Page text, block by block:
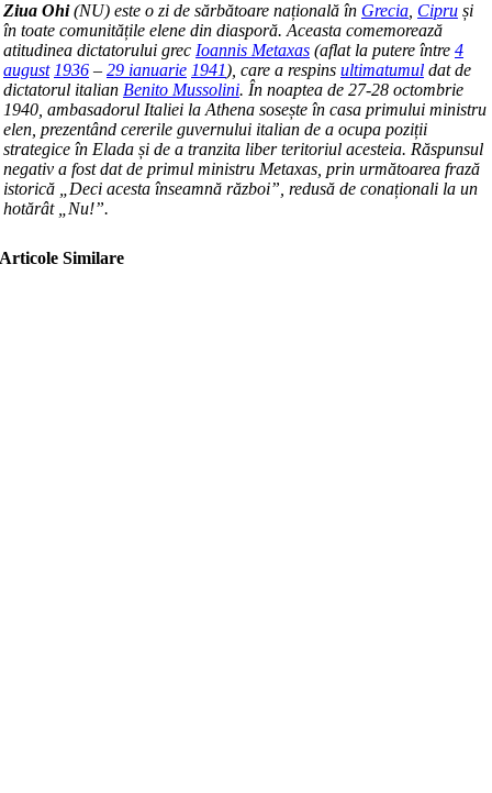
Ziua Ohi(NU) este o zi de sărbătoare națională în Grecia Cipru și
în toate comunitățile elene din diasporă. Aceasta comemorează
atitudinea dictatorului grec Ioannis Metaxas (aflat la putere între 4
august 1936 – 29 ianuarie 1941), care a respins ultimatumul dat de
dictatorul italian Benito Mussolini. În noaptea de 27-28 octombrie
1940, ambasadorul Italiei la Athena sosește în casa primului ministru
elen, prezentând cererile guvernului italian de a ocupa poziții
strategice în Elada și de a tranzita liber teritoriul acesteia. Răspunsul
negativ a fost dat de primul ministru Metaxas, prin următoarea frază
istorică „Deci acesta înseamnă război”, redusă de conaționali la un
hotărât „Nu!”.
Articole Similare